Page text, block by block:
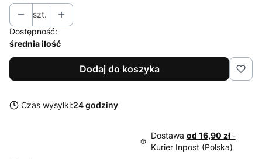
szt.
Dostępność:
średnia ilość
Dodaj do koszyka
Czas wysyłki:24 godziny
Dostawa od 16,90 zł -
Kurier Inpost (Polska)